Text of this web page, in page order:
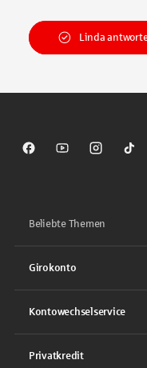
Linda
Sparkasse auf Facebook
Sparkasse auf
Sparkasse
Beliebte Themen
Girokonto
Kontowechselservice
Privatkredit